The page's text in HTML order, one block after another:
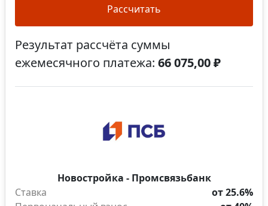
Рассчитать
Результат рассчёта суммы
ежемесячного платежа: 66 075,00 ₽
Новостройка - Промсвязьбанк
Ставка
от 25.6%